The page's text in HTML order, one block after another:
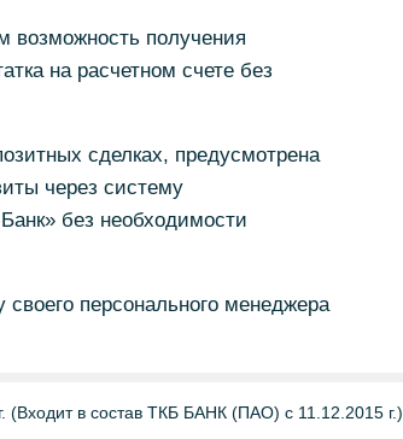
возможность получения
на расчетном счете без
сделках, предусмотрена
через систему
без необходимости
персонального менеджера
в состав ТКБ БАНК (ПАО) с 11.12.2015 г.)